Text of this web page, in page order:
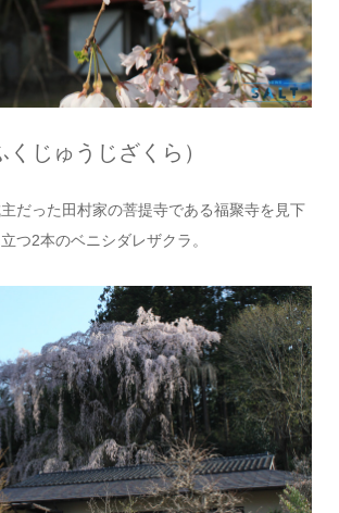
じゅうじざくら）
だった田村家の菩提寺である福聚寺を見下
つ2本のベニシダレザクラ。